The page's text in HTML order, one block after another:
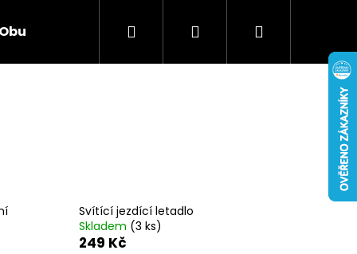
Obuv Smíšené zboží
Hledat PřihlášeníNákupní
Svítící jezdící letadlo
Skladem (3 ks)
249 Kč